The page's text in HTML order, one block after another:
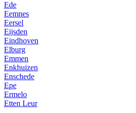
Ede
Eemnes
Eersel
Eijsden
Eindhoven
Elburg
Emmen
Enkhuizen
Enschede
Epe
Ermelo
Etten Leur